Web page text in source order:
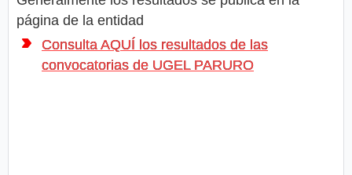
página de la entidad
Consulta AQUÍ los resultados de las
convocatorias de UGEL PARURO